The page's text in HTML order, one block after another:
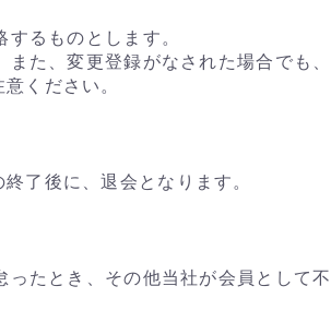
るものとします。
た、変更登録がなされた場合でも、
ください。
了後に、退会となります。
たとき、その他当社が会員として不